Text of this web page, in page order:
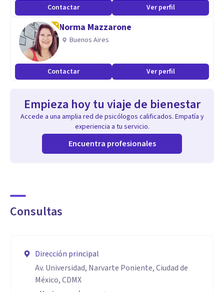
También en el campo forense soy perito psicólogo y
psicólogo evaluador.
He trabajado como consejero de Estrés en incidentes
críticos del Sistema de las Naciones Unidas en México por
varios años.
Las personas que atiendo principalmente son adolescentes,
adultos y adultos mayores, estos últimos como un grupo
especial que requerimos como sociedad revalorarlos,
cuidarlos y acompañarlos sin invalidarlos.
Trabajar con adultos mayores a domicilio, hospital o
centros de día, integrando la atención a familiares y
En el campo de las violencias trabajar con personas
víctimas de violencia y de eventos traumáticos para
construir un futuro basado en la dignidad y recuperar las
Contactar Ver perfil
Norma Mazzarone
Buenos Aires
Contactar Ver perfil
Empieza hoy tu viaje de bienestar
Accede a una amplia red de psicólogos calificados. Empatía y
experiencia a tu servicio.
Encuentra profesionales
Consultas
Dirección principal
Av. Universidad, Narvarte Poniente, Ciudad de
México, CDMX